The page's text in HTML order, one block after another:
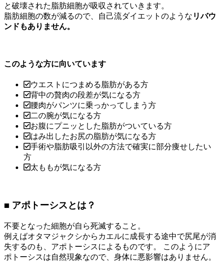
と破壊された脂肪細胞が吸収されていきます。
脂肪細胞の数が減るので、自己流ダイエットのような リバウ
ンドもありません。
このような方に向いています
ウエストにつまめる脂肪がある方
背中の贅肉の段差が気になる方
腰肉がパンツに乗っかってしまう方
二の腕が気になる方
お腹にプニッとした脂肪がついている方
はみ出したお尻の脂肪が気になる方
手術や脂肪吸引以外の方法で確実に部分痩せしたい
方
太ももが気になる方
■ アポトーシスとは？
不要となった細胞が自ら死滅すること。
例えばオタマジャクシからカエルに成長する途中で尻尾が消
失するのも、アポトーシスによるものです。 このようにア
ポトーシスは自然現象なので、身体に悪影響はありません。